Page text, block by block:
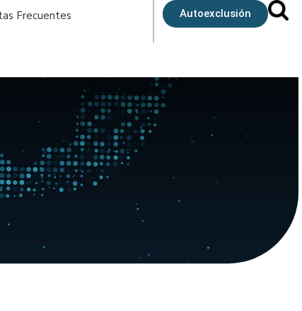
Frecuentes Autoexclusión